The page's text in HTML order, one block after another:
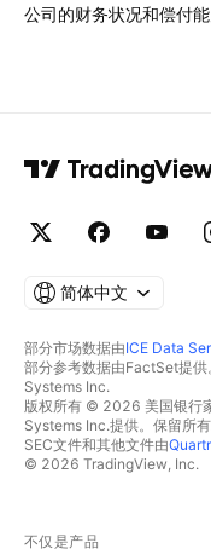
公司的财务状况和偿付能
简体中文
部分市场数据由ICE Data
部分参考数据由FactSet提
Systems Inc.
版权所有 © 2026 美国银行
Systems Inc.提供。保留所有
SEC文件和其他文件由Quartr
© 2026 TradingView, Inc.
不仅是产品